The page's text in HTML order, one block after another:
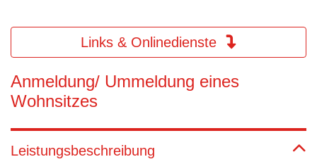
Links & Onlinedienste
Anmeldung/ Ummeldung eines
Wohnsitzes
Leistungsbeschreibung